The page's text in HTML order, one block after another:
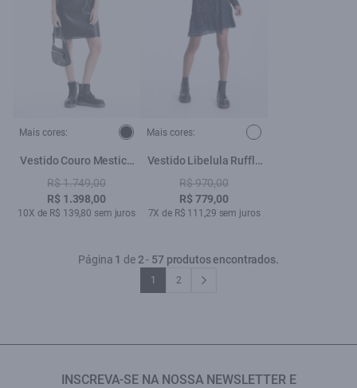
Mais cores:
Vestido Couro Mestico
Strappy Preto
R$ 1.749,00
R$ 1.398,00
10X de R$ 139,80 sem juros
Mais cores:
Vestido Libelula Ruffle
Estampado
R$ 970,00
R$ 779,00
7X de R$ 111,29 sem juros
Página 1 de 2- 57 produtos encontrados.
1 2
INSCREVA-SE NA NOSSA NEWSLETTER E